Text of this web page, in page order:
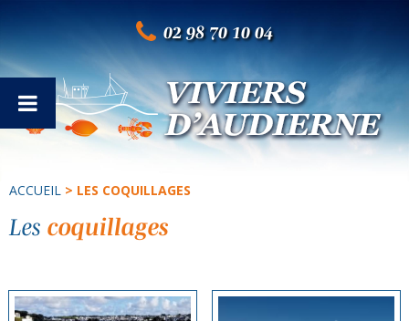
02 98 70 10 04
ACCUEIL > LES COQUILLAGES
Les coquillages